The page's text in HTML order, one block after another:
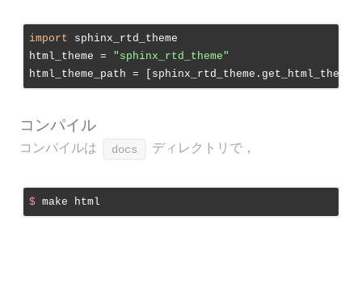
import sphinx_rtd_theme
html_theme = "sphinx_rtd_theme"
コンパイル
コンパイルは docs ディレクトリで，
$ make html